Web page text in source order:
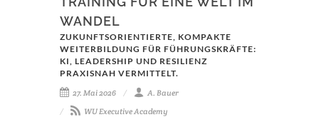
WANDEL
ZUKUNFTSORIENTIERTE, KOMPAKTE
WEITERBILDUNG FÜR FÜHRUNGSKRÄFTE:
KI, LEADERSHIP UND RESILIENZ
PRAXISNAH VERMITTELT.
27. Mai 2026
A. Bauer
WU Executive Academy